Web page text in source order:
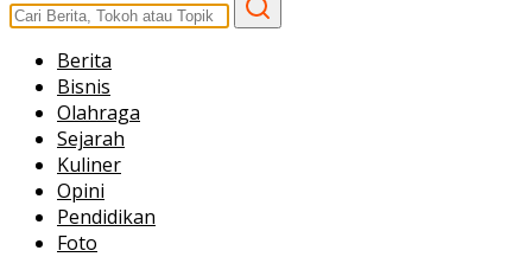
Berita
Bisnis
Olahraga
Sejarah
Kuliner
Opini
Pendidikan
Foto